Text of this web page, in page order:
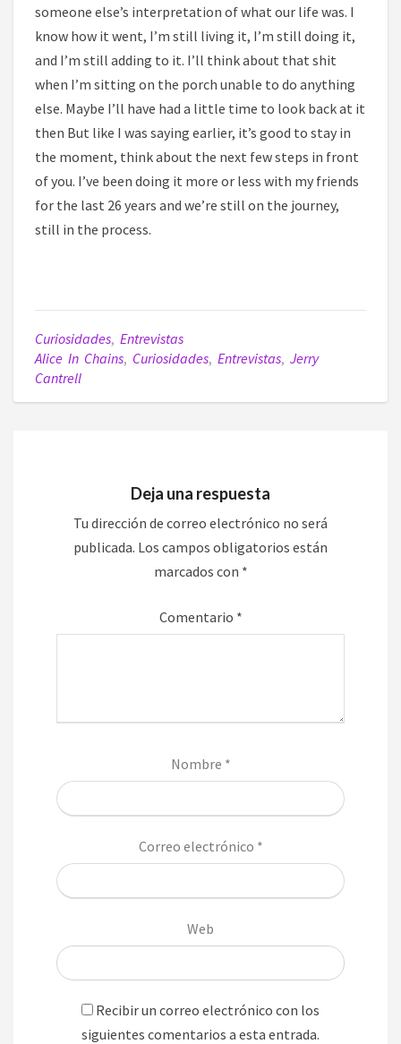
someone else’s interpretation of what our life was. I
know how it went, I’m still living it, I’m still doing it,
and I’m still adding to it. I’ll think about that shit
when I’m sitting on the porch unable to do anything
else. Maybe I’ll have had a little time to look back at it
then But like I was saying earlier, it’s good to stay in
the moment, think about the next few steps in front
of you. I’ve been doing it more or less with my friends
for the last 26 years and we’re still on the journey,
still in the process.
Curiosidades, Entrevistas
Alice In Chains, Curiosidades, Entrevistas, Jerry
Cantrell
Deja una respuesta
Tu dirección de correo electrónico no será
publicada. Los campos obligatorios están
marcados con *
Comentario *
Nombre *
Correo electrónico *
Web
Recibir un correo electrónico con los
siguientes comentarios a esta entrada.